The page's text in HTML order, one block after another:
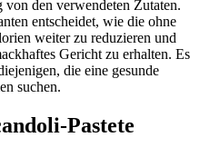
den verwendeten Zutaten.
entscheidet, wie die ohne
weiter zu reduzieren und
Gericht zu erhalten. Es
die eine gesunde
suchen.
Pastete